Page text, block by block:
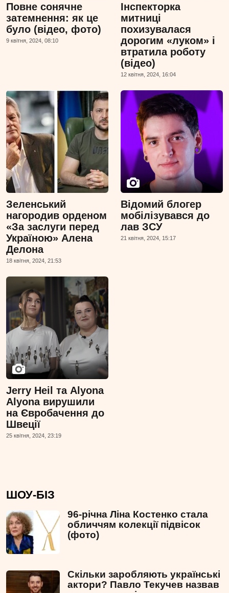
Повне сонячне
затемнення: як це
було (відео, фото)
9 квiтня, 2024, 08:10
Інспекторка
митниці
похизувалася
дорогим «луком» і
втратила роботу
(відео)
12 квiтня, 2024, 16:04
Зеленський
нагородив орденом
«За заслуги перед
Україною» Алена
Делона
18 квiтня, 2024, 21:53
Відомий блогер
мобілізувався до
лав ЗСУ
21 квiтня, 2024, 15:17
Jerry Heil та Аlyona
Аlyona вирушили
на Євробачення до
Швеції
25 квiтня, 2024, 23:19
ШОУ-БІЗ
96-річна Ліна Костенко стала
обличчям колекції підвісок
(фото)
Скільки заробляють українські
актори? Павло Текучев назвав